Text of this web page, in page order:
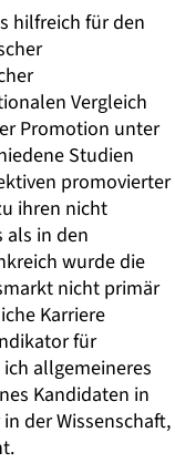
hilfreich für den
Vergleich
Promotion unter
Studien
promovierter
ihren nicht
in den
wurde die
nicht primär
Karriere
für
allgemeineres
Kandidaten in
der Wissenschaft,